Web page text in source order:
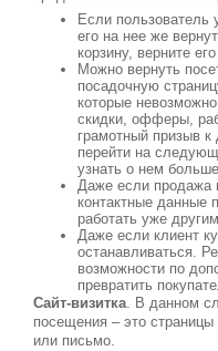
Если пользователь
его на нее же
корзину, верните
Можно вернуть
посадочную
которые
скидки, офферы,
грамотный призыв
перейти на
узнать о нем
Даже если продажа
контактные данные
работать уже
Даже если клиент
останавливаться.
возможности по
превратить
Сайт-визитка. В данном
посещения – это
или письмо.